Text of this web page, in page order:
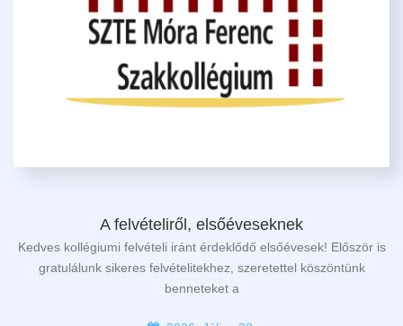
A felvételiről, elsőéveseknek
Kedves kollégiumi felvételi iránt érdeklődő elsőévesek! Először is
gratulálunk sikeres felvételitekhez, szeretettel köszöntünk
benneteket a